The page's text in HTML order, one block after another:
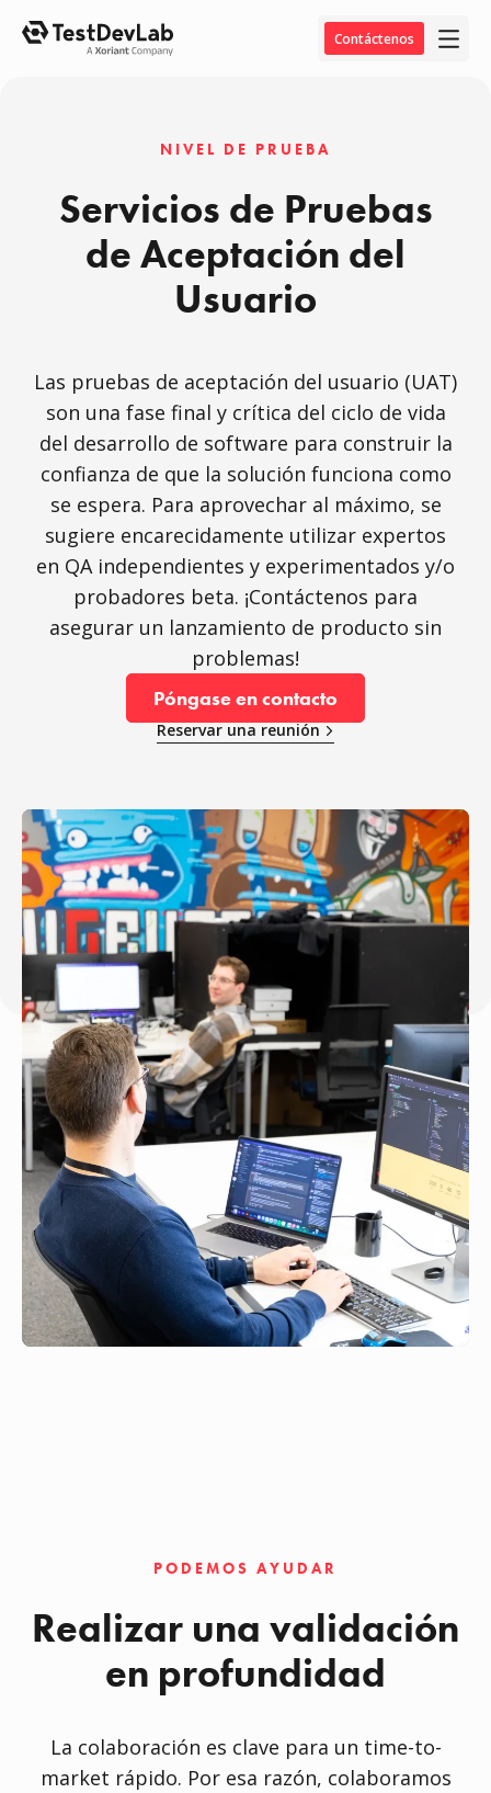
Contáctenos
NIVEL DE PRUEBA
Servicios de Pruebas
de Aceptación del
Usuario
Las pruebas de aceptación del usuario (UAT)
son una fase final y crítica del ciclo de vida
del desarrollo de software para construir la
confianza de que la solución funciona como
se espera. Para aprovechar al máximo, se
sugiere encarecidamente utilizar expertos
en QA independientes y experimentados y/o
probadores beta. ¡Contáctenos para
asegurar un lanzamiento de producto sin
problemas!
Póngase en contacto
Reservar una reunión
PODEMOS AYUDAR
Realizar una validación
en profundidad
La colaboración es clave para un time-to-
market rápido. Por esa razón, colaboramos